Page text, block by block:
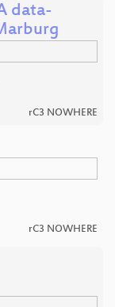
data-
rC3 NOWHERE
rC3 NOWHERE